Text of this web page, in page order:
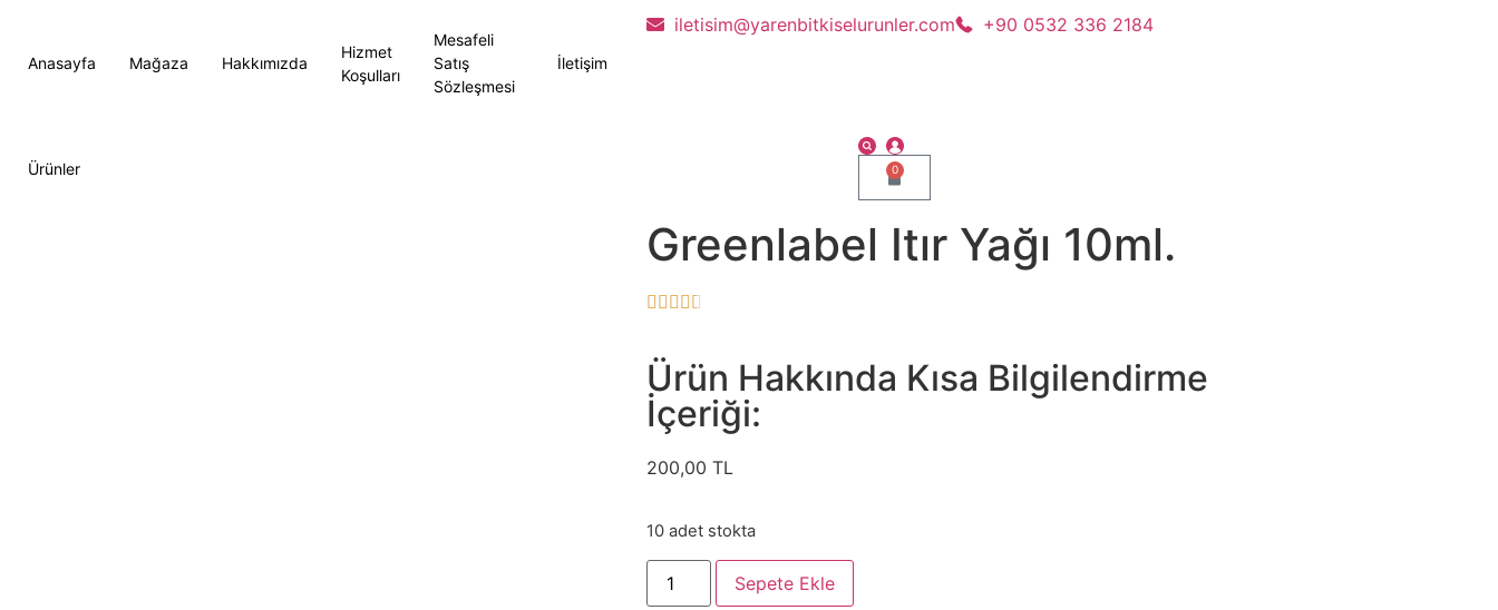
Anasayfa Mağaza Hakkımızda
Hizmet
Koşulları
Mesafeli
Satış
Sözleşmesi
İletişim
iletisim@yarenbitkiselurunler.com +90 0532 336 2184
Ürünler 0
Greenlabel Itır Yağı 10ml.
    
Ürün Hakkında Kısa Bilgilendirme
İçeriği:
200,00 TL
10 adet stokta
Sepete Ekle